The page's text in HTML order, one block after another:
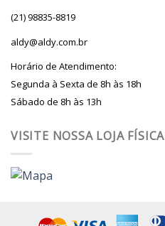
(21) 98835-8819
aldy@aldy.com.br
Horário de Atendimento:
Segunda à Sexta de 8h às 18h
Sábado de 8h às 13h
VISITE NOSSA LOJA FÍSICA